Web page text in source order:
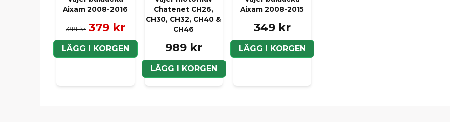
Aixam 2008-2016
399 kr 379 kr
LÄGG I KORGEN
Chatenet CH26,
CH30, CH32, CH40 &
CH46
989 kr
LÄGG I KORGEN
Aixam 2008-2015
349 kr
LÄGG I KORGEN